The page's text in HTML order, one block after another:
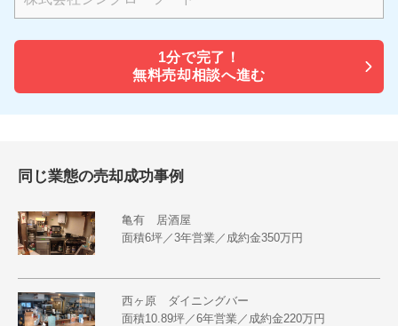
1分で完了！
無料売却相談へ進む
同じ業態の売却成功事例
亀有 居酒屋
面積6坪／3年営業／成約金350万円
西ヶ原 ダイニングバー
面積10.89坪／6年営業／成約金220万円